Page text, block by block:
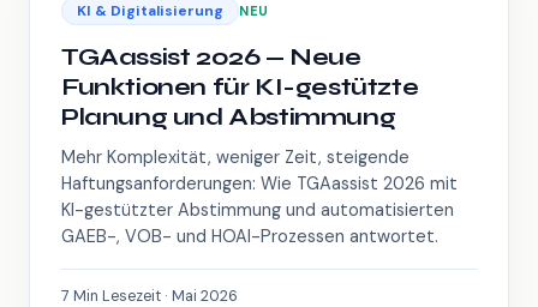
KI & Digitalisierung NEU
TGAassist 2026 — Neue
Funktionen für KI-gestützte
Planung und Abstimmung
Mehr Komplexität, weniger Zeit, steigende
Haftungsanforderungen: Wie TGAassist 2026 mit
KI-gestützter Abstimmung und automatisierten
GAEB-, VOB- und HOAI-Prozessen antwortet.
7 Min Lesezeit · Mai 2026